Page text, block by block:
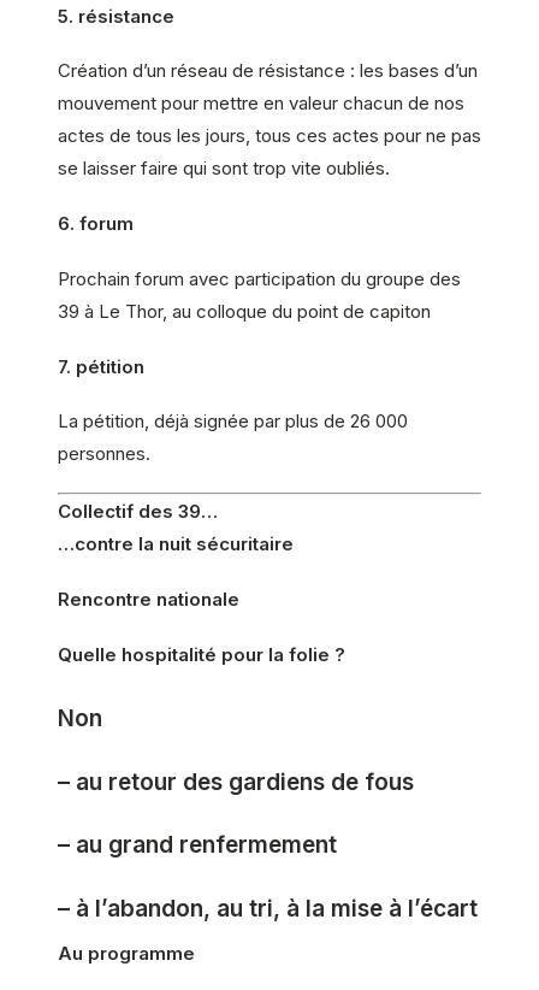
5. résistance
Création d’un réseau de résistance : les bases d’un
mouvement pour mettre en valeur chacun de nos
actes de tous les jours, tous ces actes pour ne pas
se laisser faire qui sont trop vite oubliés.
6. forum
Prochain forum avec participation du groupe des
39 à Le Thor, au colloque du point de capiton
7. pétition
La pétition, déjà signée par plus de 26 000
personnes.
Collectif des 39…
…contre la nuit sécuritaire
Rencontre nationale
Quelle hospitalité pour la folie ?
Non
– au retour des gardiens de fous
– au grand renfermement
– à l’abandon, au tri, à la mise à l’écart
Au programme